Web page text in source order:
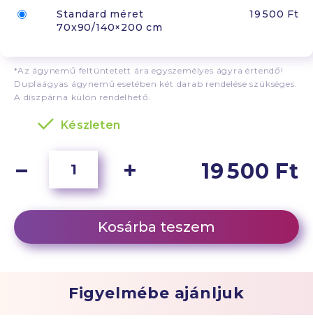
Standard méret
70x90/140×200 cm
19 500 Ft
*Az ágynemű feltüntetett ára egyszemélyes ágyra értendő!
Duplaágyas ágynemű esetében két darab rendelése szükséges.
A díszpárna külön rendelhető.
Készleten
19 500 Ft
Kosárba teszem
Figyelmébe ajánljuk